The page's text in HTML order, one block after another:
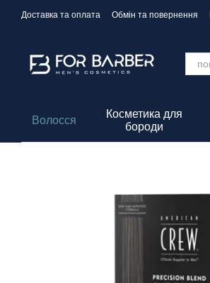
Перейти до основного контенту
Доставка та оплата Обмін та повернення
Волосся
Косметика для
бороди